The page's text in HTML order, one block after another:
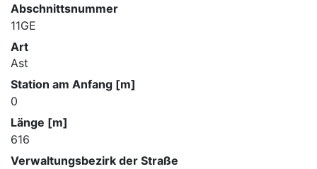
Abschnittsnummer
11GE
Art
Ast
Station am Anfang [m]
0
Länge [m]
616
Verwaltungsbezirk der Straße